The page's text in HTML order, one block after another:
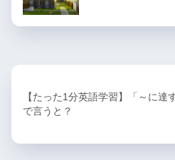
【たった1分英語学習】「～に達
で言うと？